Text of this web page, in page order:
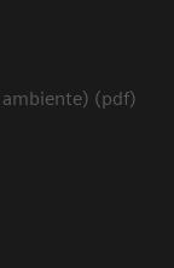
ambiente) (pdf)